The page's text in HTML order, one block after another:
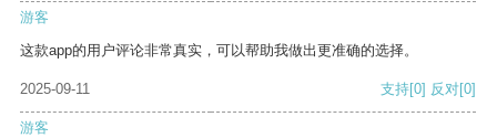
游客
这款app的用户评论非常真实，可以帮助我做出更准确的选择。
2025-09-11 支持[0] 反对[0]
游客